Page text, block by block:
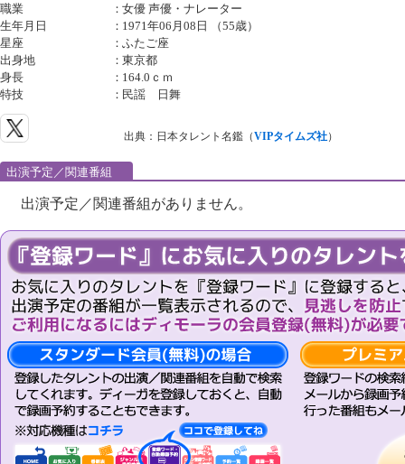
職業
：女優 声優・ナレーター
生年月日
： 1971年06月08日 （55歳）
星座
：ふたご座
出身地
：東京都
身長
： 164.0ｃｍ
特技
： 民謡 日舞
出典：日本タレント名鑑（VIPタイムズ社）
出演予定／関連番組
出演予定／関連番組がありません。